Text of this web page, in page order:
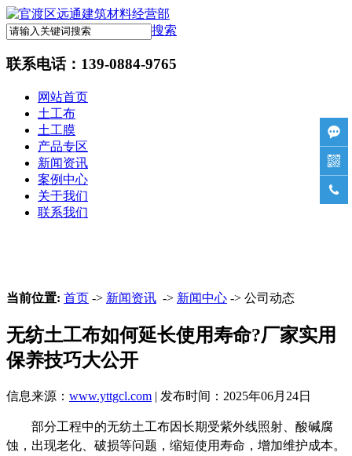
搜索
联系电话： 139-0884-9765
网站首页
土工布
土工膜
产品专区
新闻资讯
案例中心
关于我们
联系我们
当前位置: 首页 -> 新闻资讯 -> 新闻中心 -> 公司动态
无纺土工布如何延长使用寿命?厂家实用
保养技巧大公开
信息来源： www.yttgcl.com | 发布时间：2025年06月24日
部分工程中的无纺土工布因长期受紫外线照射、酸碱腐
蚀，出现老化、破损等问题，缩短使用寿命，增加维护成本。


